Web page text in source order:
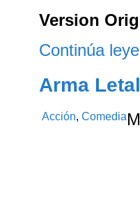
Version
Continúa
Arma
Acción,Comedia